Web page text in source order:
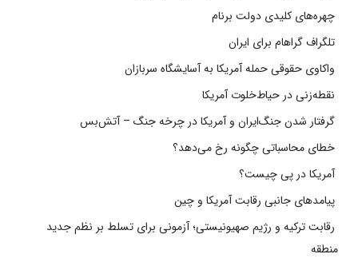
چهره‌های کلیدی دولت برنام
تلگراف گراهام برای ایران
واکاوی حقوقی حمله آمریکا به آسایشگاه سربازان
نقطه‌زنی در حیاط‌خلوت آمریکا
گرفتار شدن جنگ‌ایران و آمریکا در چرخه جنگ – آتش‌بس
خطای محاسباتی چگونه رخ می‌دهد؟
آمریکا در پی چیست؟
پیامدهای جانبی رقابت آمریکا و چین
رقابت ترکیه و رژیم صهیونیستی؛ آزمونی برای تسلط بر نظم جدید
منطقه